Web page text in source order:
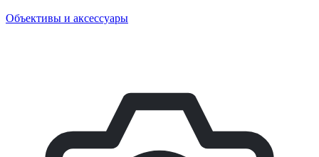
Объективы и аксессуары